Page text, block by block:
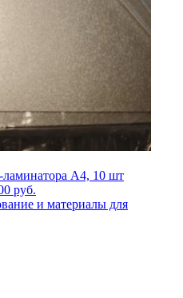
ламинатора А4, 10 шт
руб.
и материалы для